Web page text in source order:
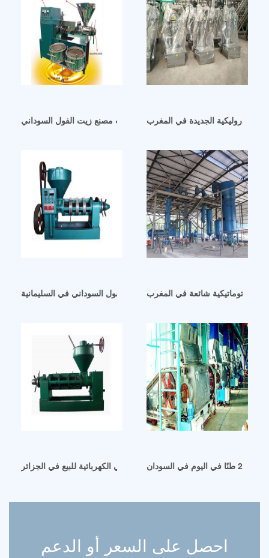
آلة مصنع زيت الفول السوداني في المغرب مصنع زيت الفول السوداني
الهيدروليكية الجديدة في المغرب
ماكينة فلترة زيت الفول السوداني في السليمانيةالأوتوماتيكية شائعة في المغرب
آلة عصر زيت الفول السوداني الكهربائية للبيع في الجزائر
احصل على السعر أو الدعم